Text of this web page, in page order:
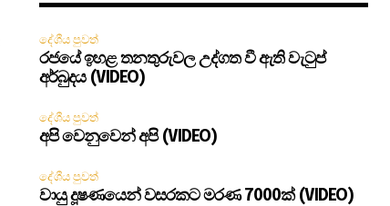
දේශීය පුවත්
රජයේ ඉහළ තනතුරුවල උද්ගත වී ඇති වැටුප්
අර්බුදය (VIDEO)
දේශීය පුවත්
අපි වෙනුවෙන් අපි (VIDEO)
දේශීය පුවත්
වායු දූෂණයෙන් වසරකට මරණ 7000ක් (VIDEO)